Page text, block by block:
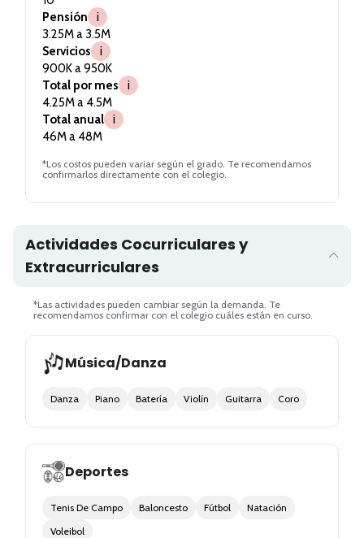
Pensión
i
3.25M a 3.5M
Servicios
i
900K a 950K
Total por mes
i
4.25M a 4.5M
Total anual
i
46M a 48M
*Los costos pueden variar según el grado. Te recomendamos
confirmarlos directamente con el colegio.
Actividades Cocurriculares y
Extracurriculares
*Las actividades pueden cambiar según la demanda. Te
recomendamos confirmar con el colegio cuáles están en curso.
Música/Danza
Danza Piano Batería Violín Guitarra Coro
Deportes
Tenis De Campo Baloncesto Fútbol
Natación
Voleibol